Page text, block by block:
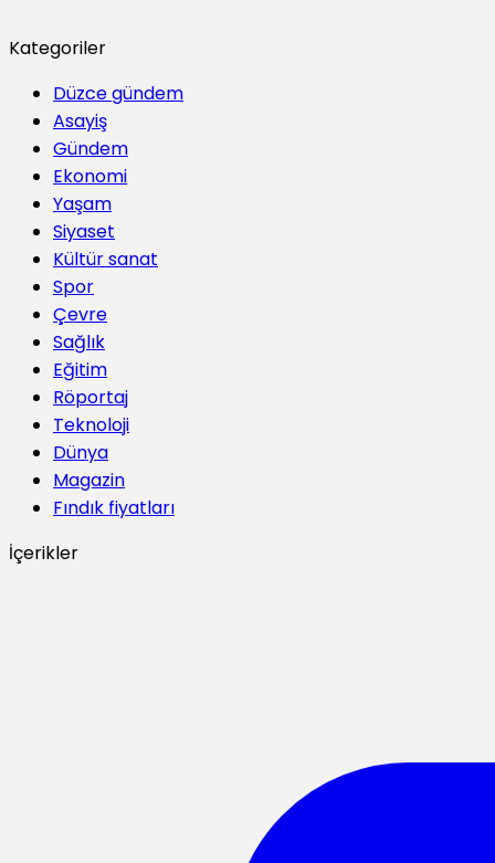
Kategoriler
Düzce gündem
Asayiş
Gündem
Ekonomi
Yaşam
Siyaset
Kültür sanat
Spor
Çevre
Sağlık
Eğitim
Röportaj
Teknoloji
Dünya
Magazin
Fındık fiyatları
İçerikler